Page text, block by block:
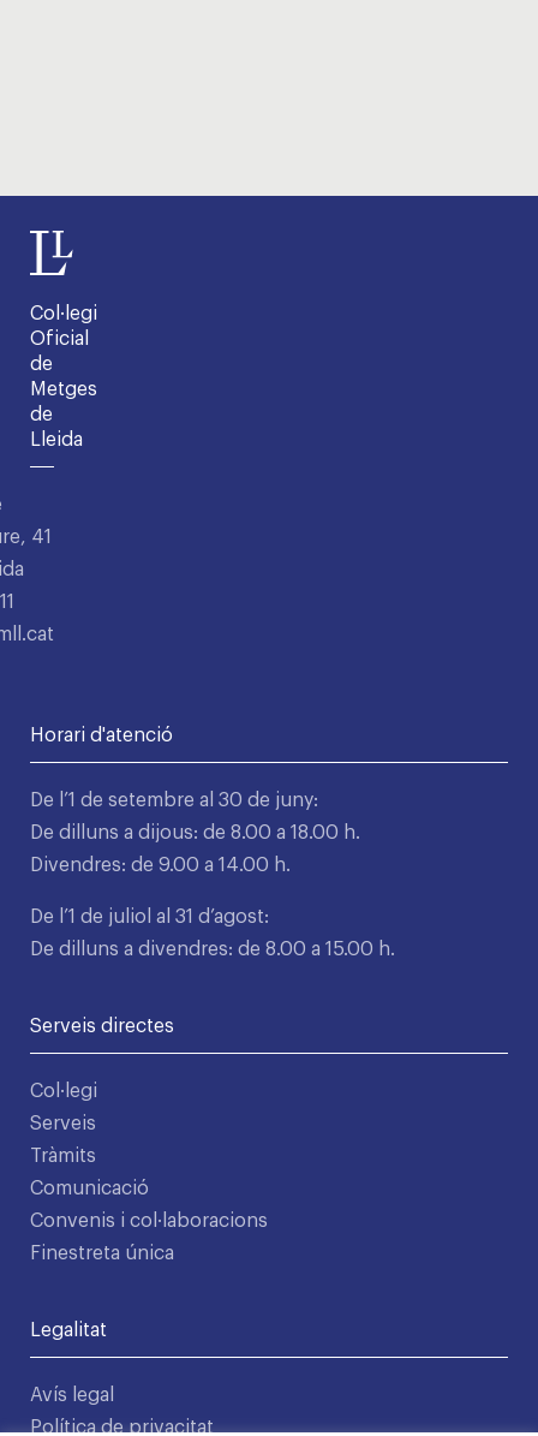
Col·legi
Oficial
de
Metges
de
Lleida
41
Horari d'atenció
De l’1 de setembre al 30 de juny:
De dilluns a dijous: de 8.00 a 18.00 h.
Divendres: de 9.00 a 14.00 h.
De l’1 de juliol al 31 d’agost:
De dilluns a divendres: de 8.00 a 15.00 h.
Serveis directes
Col·legi
Serveis
Tràmits
Comunicació
Convenis i col·laboracions
Finestreta única
Legalitat
Avís legal
Política de privacitat